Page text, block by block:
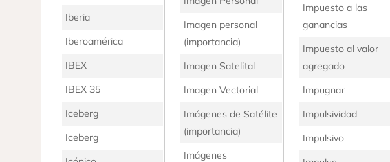
Iberia
Iberoamérica
IBEX
IBEX 35
Iceberg
Iceberg
Imagen personal
(importancia)
Imagen Satelital
Imagen Vectorial
Imágenes de Satélite
(importancia)
Imágenes
Impuesto a las
ganancias
Impuesto al valor
agregado
Impugnar
Impulsividad
Impulsivo